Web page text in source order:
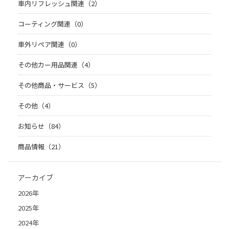
車内リフレッシュ関連（2）
コーティング関連（0）
車外リペア関連（0）
その他カー用品関連（4）
その他商品・サービス（5）
その他（4）
お知らせ（84）
商品情報（21）
アーカイブ
2026年
2025年
2024年